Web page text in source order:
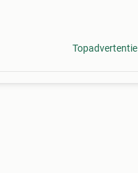
Topadvertentie